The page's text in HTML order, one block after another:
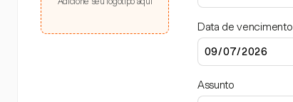
Data de vencimento
Assunto